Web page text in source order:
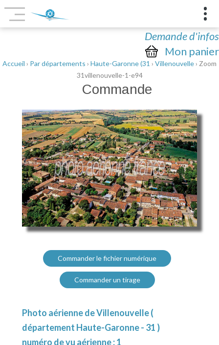
Demande d'infos
Mon panier
Accueil › Par départements › Haute-Garonne (31 › Villenouvelle› Zoom
31villenouvelle-1-e94
Commande
Commander le fichier numérique
Commander un tirage
Photo aérienne de Villenouvelle (
département Haute-Garonne - 31 )
numéro de vu aérienne : 1